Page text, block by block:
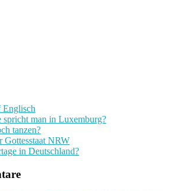
spricht man in Luxemburg?
tanzen?
Gottesstaat NRW
in Deutschland?